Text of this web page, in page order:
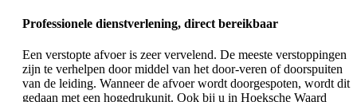
Professionele dienstverlening, direct bereikbaar
Een verstopte afvoer is zeer vervelend. De meeste verstoppingen
zijn te verhelpen door middel van het door-veren of doorspuiten
van de leiding. Wanneer de afvoer wordt doorgespoten, wordt dit
gedaan met een hogedrukunit. Ook bij u in Hoeksche Waard